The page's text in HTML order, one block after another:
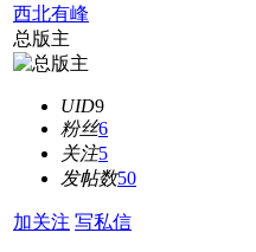
西北有峰
总版主
UID9
粉丝6
关注5
发帖数50
加关注 写私信